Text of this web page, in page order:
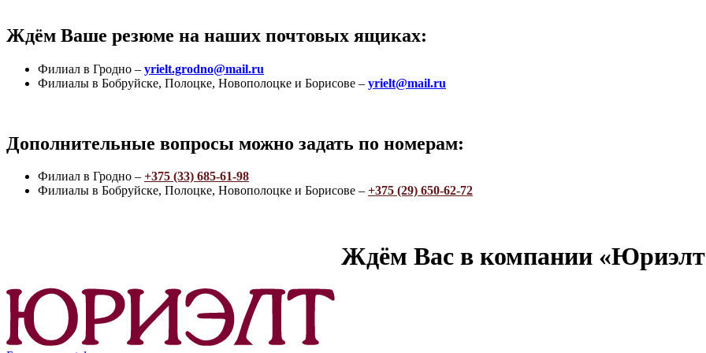
Ждём Ваше резюме на наших почтовых ящиках:
Филиал в Гродно – yrielt.grodno@mail.ru
Филиалы в Бобруйске, Полоцке, Новополоцке и Борисове – yrielt@mail.ru
Дополнительные вопросы можно задать по номерам:
Филиал в Гродно – +375 (33) 685-61-98
Филиалы в Бобруйске, Полоцке, Новополоцке и Борисове – +375 (29) 650-62-72
Ждём Вас в компании